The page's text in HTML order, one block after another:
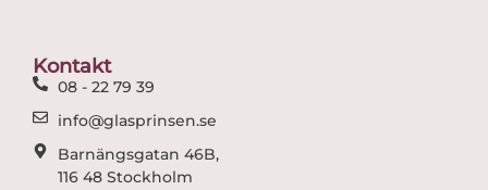
Kontakt
08 - 22 79 39
info@glasprinsen.se
Barnängsgatan 46B,
116 48 Stockholm